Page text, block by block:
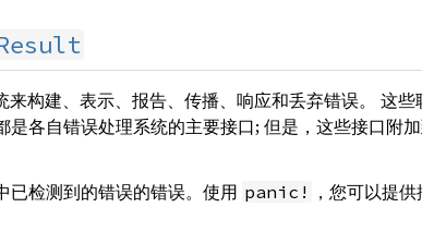
来构建、表示、报告、传播、响应和丢弃错误。 这
是各自错误处理系统的主要接口; 但是，这些接口附
已检测到的错误的错误。使用 panic!
，您可以提